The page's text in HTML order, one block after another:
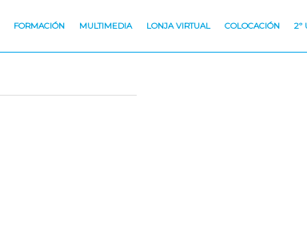
FORMACIÓN MULTIMEDIA LONJA VIRTUAL COLOCACIÓN 2º